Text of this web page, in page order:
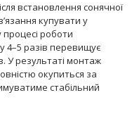
встановлення сонячної
купувати у
роботи
4–5 разів перевищує
У результаті монтаж
окупиться за
стабільний